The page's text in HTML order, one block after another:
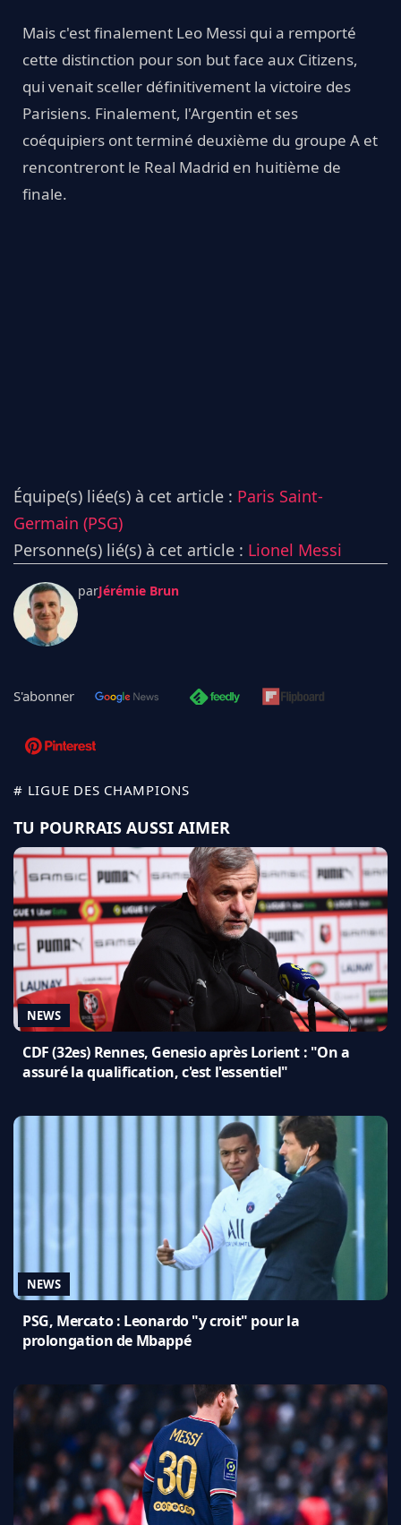
Mais c'est finalement Leo Messi qui a remporté
cette distinction pour son but face aux Citizens,
qui venait sceller définitivement la victoire des
Parisiens. Finalement, l'Argentin et ses
coéquipiers ont terminé deuxième du groupe A et
rencontreront le Real Madrid en huitième de
finale.
Équipe(s) liée(s) à cet article : Paris Saint-
Germain (PSG)
Personne(s) lié(s) à cet article : Lionel Messi
parJérémie Brun
S'abonner
# LIGUE DES CHAMPIONS
TU POURRAIS AUSSI AIMER
NEWS
CDF (32es) Rennes, Genesio après Lorient : "On a
assuré la qualification, c'est l'essentiel"
NEWS
PSG, Mercato : Leonardo "y croit" pour la
prolongation de Mbappé